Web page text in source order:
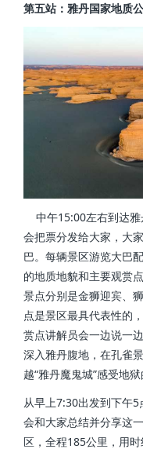
第五站：雅丹国家地质
中午15:00左右到达雅
会把票分发给大家，大
巴。每辆景区游览大巴
的地质地貌和主要观赏
景点分别是金狮迎宾、
点是景区最具代表性的
赏点讲解员会一边说一
深入雅丹腹地，在孔雀
越“雅丹魔鬼城”感受地狱
从早上7:30出发到下午
会和大家总结并分享这
区，全程185公里，用